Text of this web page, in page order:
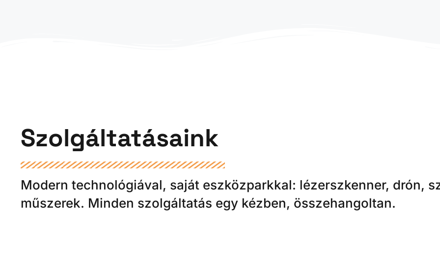
Szolgáltatásaink
Modern technológiával, saját eszközparkkal: lézerszkenner, drón,
műszerek. Minden szolgáltatás egy kézben, összehangoltan.